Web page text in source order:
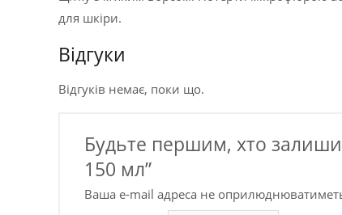
для шкіри.
Відгуки
Відгуків немає, поки що.
Будьте першим, хто
150 мл”
Ваша e-mail адреса не